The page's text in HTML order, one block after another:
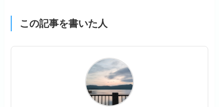
この記事を書いた人